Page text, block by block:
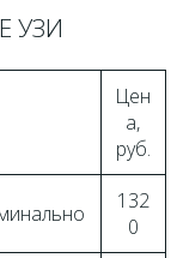
УЗИ
Цен
а,
руб.
132
0